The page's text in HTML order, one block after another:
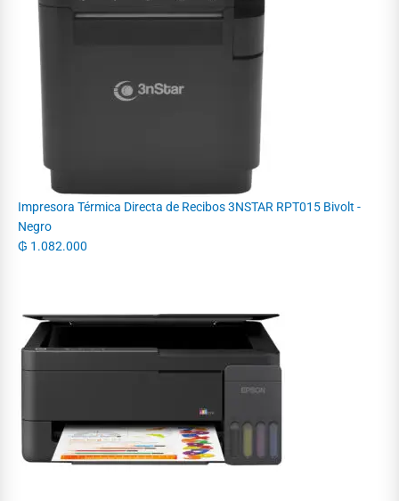
Impresora Térmica Directa de Recibos 3NSTAR RPT015 Bivolt -
Negro
₲ 1.082.000